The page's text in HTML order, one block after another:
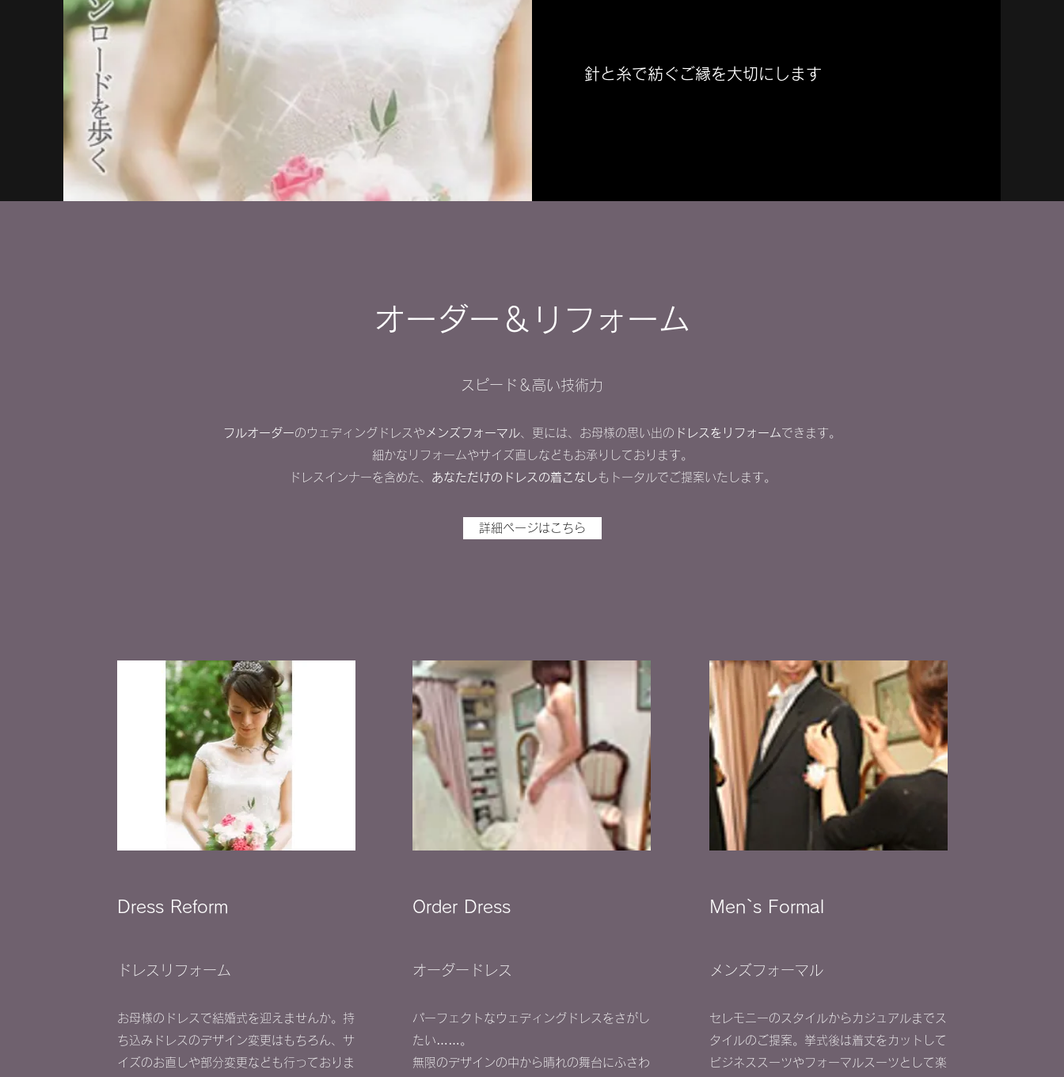
針と糸で紡ぐご縁を大切にします
​オーダー＆リフォーム
​スピード＆高い技術力
フルオーダーのウェディングドレスや メンズフォーマル 、更には、お母様の思い出の ドレスをリフォーム できます。
細かなリフォームやサイズ直しなどもお承りしております。
ド レスインナーを含めた、 あなただけのドレスの着こなし もトータルでご提案いたします。
詳細ページはこちら
​Dress Reform
​ドレスリフォーム
お母様のドレスで結婚式を迎えませんか。持
ち込みドレスのデザイン変更はもちろん、サ
イズのお直しや部分変更なども行っておりま
Order Dress
​オーダードレス
パーフェクトなウェディングドレスをさがし
たい……。
無限のデザインの中から晴れの舞台にふさわ
​Men`s Formal
​メンズフォーマル
セレモニーのスタイルからカジュアルまでス
タイルのご提案。挙式後は着丈をカットして
ビジネススーツやフォーマルスーツとして楽